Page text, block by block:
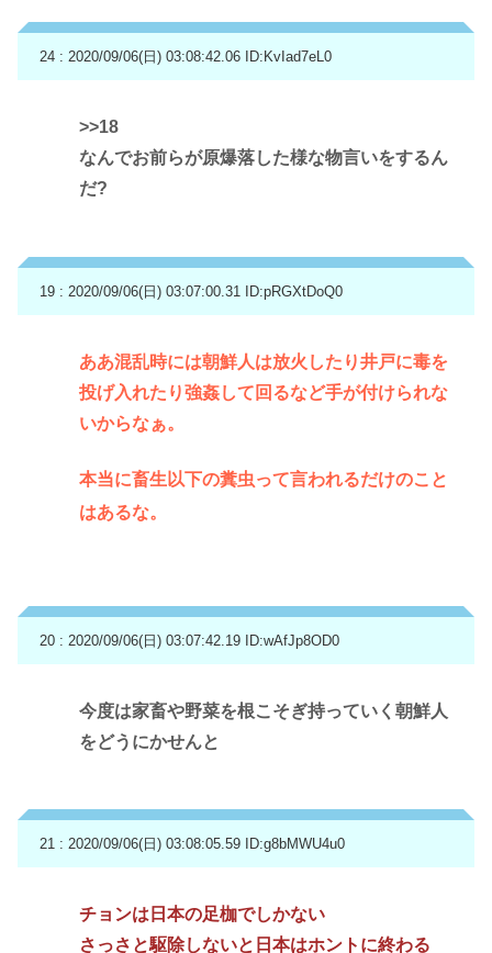
24 : 2020/09/06(日) 03:08:42.06 ID:KvIad7eL0
>>18
なんでお前らが原爆落した様な物言いをするん
だ?
19 : 2020/09/06(日) 03:07:00.31 ID:pRGXtDoQ0
ああ混乱時には朝鮮人は放火したり井戸に毒を
投げ入れたり強姦して回るなど手が付けられな
いからなぁ。
本当に畜生以下の糞虫って言われるだけのこと
はあるな。
20 : 2020/09/06(日) 03:07:42.19 ID:wAfJp8OD0
今度は家畜や野菜を根こそぎ持っていく朝鮮人
をどうにかせんと
21 : 2020/09/06(日) 03:08:05.59 ID:g8bMWU4u0
チョンは日本の足枷でしかない
さっさと駆除しないと日本はホントに終わる